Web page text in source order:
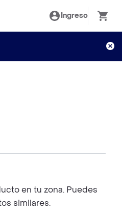
Ingreso
en tu zona. Puedes
similares.